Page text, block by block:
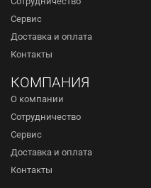
Сервис
Доставка и оплата
Контакты
КОМПАНИЯ
О компании
Сотрудничество
Сервис
Доставка и оплата
Контакты